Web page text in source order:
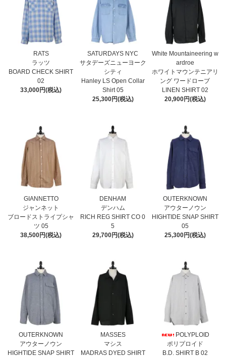
RATS
ラッツ
BOARD CHECK SHIRT
02
33,000円(税込)
SATURDAYS NYC
サタデーズニューヨーク
シティ
Hanley LS Open Collar
Shirt 05
25,300円(税込)
White Mountaineering w
ardroe
ホワイトマウンテニアリ
ング ワードローブ
LINEN SHIRT 02
20,900円(税込)
GIANNETTO
ジャンネット
ブロードストライプシャ
ツ 05
38,500円(税込)
DENHAM
デンハム
RICH REG SHIRT CO 0
5
29,700円(税込)
OUTERKNOWN
アウターノウン
HIGHTIDE SNAP SHIRT
05
25,300円(税込)
OUTERKNOWN
アウターノウン
HIGHTIDE SNAP SHIRT
MASSES
マシス
MADRAS DYED SHIRT
POLYPLOID
ポリプロイド
B.D. SHIRT B 02